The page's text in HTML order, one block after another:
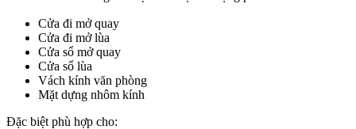
Cửa đi mở quay
Cửa đi mở lùa
Cửa sổ mở quay
Cửa sổ lùa
Vách kính văn phòng
Mặt dựng nhôm kính
Đặc biệt phù hợp cho: